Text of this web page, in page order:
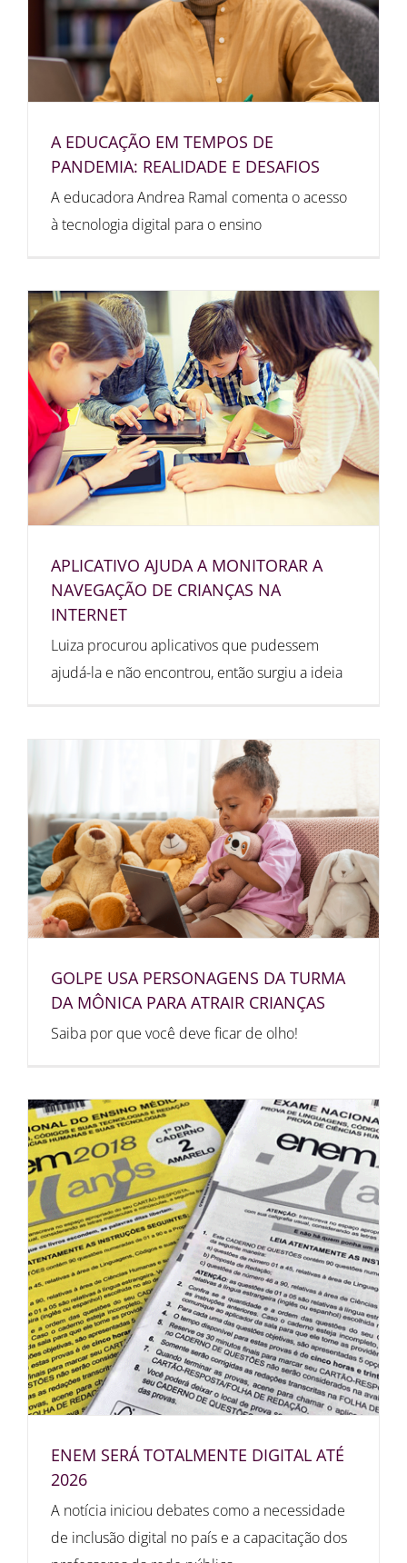
A EDUCAÇÃO EM TEMPOS DE
PANDEMIA: REALIDADE E DESAFIOS
A educadora Andrea Ramal comenta o acesso
à tecnologia digital para o ensino
APLICATIVO AJUDA A MONITORAR A
NAVEGAÇÃO DE CRIANÇAS NA
INTERNET
Luiza procurou aplicativos que pudessem
ajudá-la e não encontrou, então surgiu a ideia
GOLPE USA PERSONAGENS DA TURMA
DA MÔNICA PARA ATRAIR CRIANÇAS
Saiba por que você deve ficar de olho!
ENEM SERÁ TOTALMENTE DIGITAL ATÉ
2026
A notícia iniciou debates como a necessidade
de inclusão digital no país e a capacitação dos